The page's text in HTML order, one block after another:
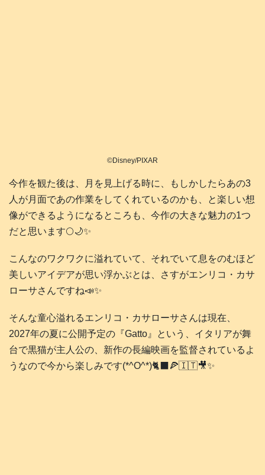
©Disney/PIXAR
今作を観た後は、月を見上げる時に、もしかしたらあの3
人が月面であの作業をしてくれているのかも、と楽しい想
像ができるようになるところも、今作の大きな魅力の1つ
だと思います🌕️🌙✨️
こんなのワクワクに溢れていて、それでいて息をのむほど
美しいアイデアが思い浮かぶとは、さすがエンリコ・カサ
ローサさんですね📣✨️
そんな童心溢れるエンリコ・カサローサさんは現在、
2027年の夏に公開予定の『Gatto』という、イタリアが舞
台で黒猫が主人公の、新作の長編映画を監督されているよ
うなので今から楽しみです(*^O^*)🐈‍⬛🍕🇮🇹🎥✨️